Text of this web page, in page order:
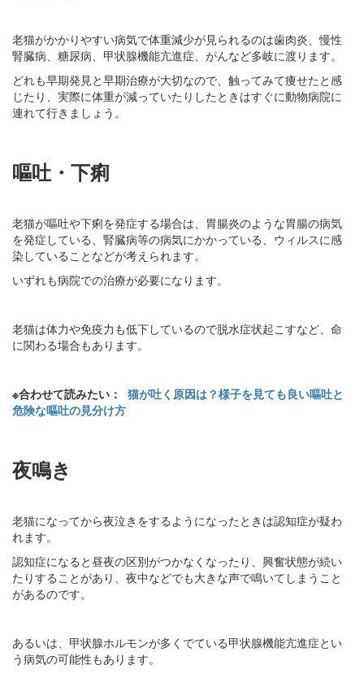
老猫がかかりやすい病気で体重減少が見られるのは歯肉炎、慢性
腎臓病、糖尿病、甲状腺機能亢進症、がんなど多岐に渡ります。
どれも早期発見と早期治療が大切なので、触ってみて痩せたと感
じたり、実際に体重が減っていたりしたときはすぐに動物病院に
連れて行きましょう。
嘔吐・下痢
老猫が嘔吐や下痢を発症する場合は、胃腸炎のような胃腸の病気
を発症している、腎臓病等の病気にかかっている、ウィルスに感
染していることなどが考えられます。
いずれも病院での治療が必要になります。
老猫は体力や免疫力も低下しているので脱水症状起こすなど、命
に関わる場合もあります。
※合わせて読みたい： 猫が吐く原因は？様子を見ても良い嘔吐と
危険な嘔吐の見分け方
夜鳴き
老猫になってから夜泣きをするようになったときは認知症が疑わ
れます。
認知症になると昼夜の区別がつかなくなったり、興奮状態が続い
たりすることがあり、夜中などでも大きな声で鳴いてしまうこと
があるのです。
あるいは、甲状腺ホルモンが多くでている甲状腺機能亢進症とい
う病気の可能性もあります。